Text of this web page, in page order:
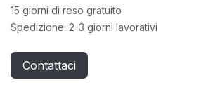
15 giorni di reso gratuito
Spedizione: 2-3 giorni lavorativi
Contattaci